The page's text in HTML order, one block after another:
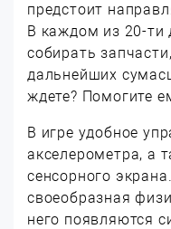
предстоит
В каждом из 20-ти
собирать
дальнейших
ждете? Помогите
В игре удобное
акселерометра, а
сенсорного
своеобразная
него появляются